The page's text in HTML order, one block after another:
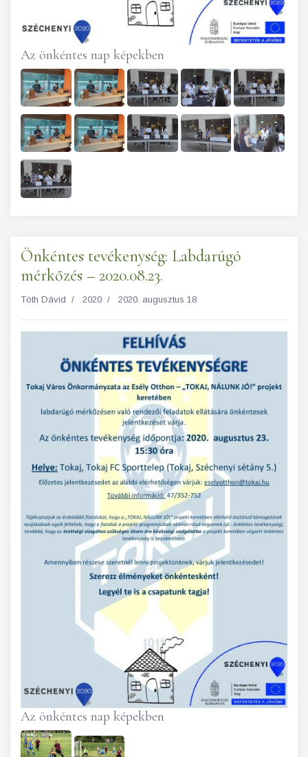
Az önkéntes nap képekben
Önkéntes tevékenység: Labdarúgó
mérkőzés – 2020.08.23.
Tóth Dávid 2020 2020. augusztus 18
Az önkéntes nap képekben